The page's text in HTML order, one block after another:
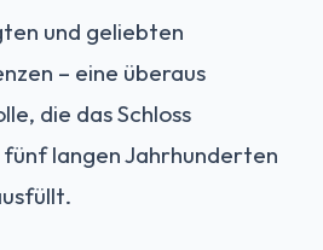
und geliebten
– eine überaus
die das Schloss
langen Jahrhunderten